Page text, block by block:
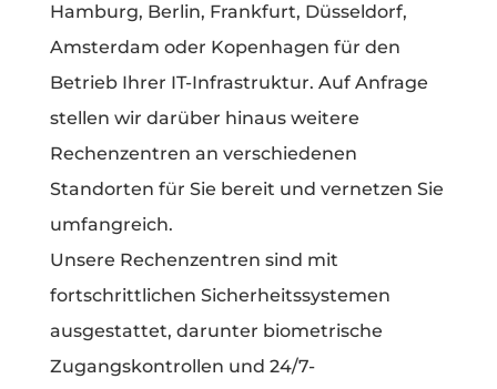
Hamburg, Berlin, Frankfurt, Düsseldorf,
Amsterdam oder Kopenhagen für den
Betrieb Ihrer IT-Infrastruktur. Auf Anfrage
stellen wir darüber hinaus weitere
Rechenzentren an verschiedenen
Standorten für Sie bereit und vernetzen Sie
umfangreich.
Unsere Rechenzentren sind mit
fortschrittlichen Sicherheitssystemen
ausgestattet, darunter biometrische
Zugangskontrollen und 24/7-